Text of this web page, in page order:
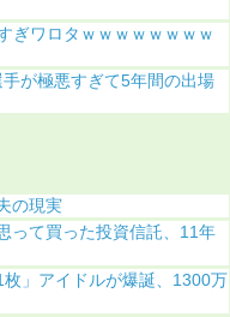
ぎワロタｗｗｗｗｗｗｗｗ
手が極悪すぎて5年間の出場
の現実
って買った投資信託、11年
枚」アイドルが爆誕、1300万